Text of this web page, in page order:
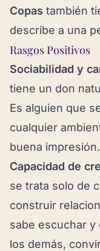
Copas también
describe a una
Rasgos Positivos
Sociabilidad y
tiene un don
Es alguien que
cualquier
buena impresión.
Capacidad de
se trata solo de
construir
sabe escuchar
los demás,